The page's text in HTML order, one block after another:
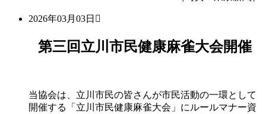
2026年03月03日
第三回立川市民健康麻雀大会開催
当協会は、立川市民の皆さんが市民活動の一環として
開催する「立川市民健康麻雀大会」にルールマナー資